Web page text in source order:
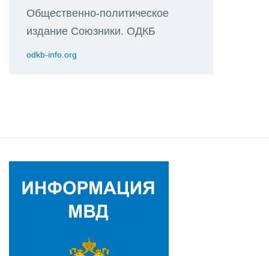
Общественно-политическое
издание Союзники. ОДКБ
odkb-info.org